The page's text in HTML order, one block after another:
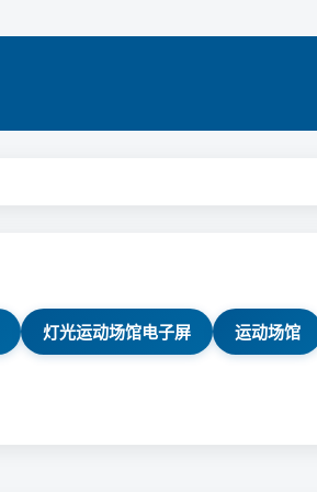
灯光运动场馆电子屏 运动场馆